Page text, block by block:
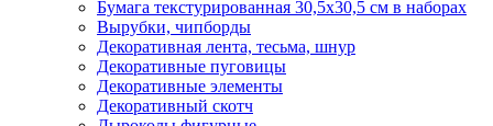
Бумага текстурированная 30,5х30,5 см в наборах
Вырубки, чипборды
Декоративная лента, тесьма, шнур
Декоративные пуговицы
Декоративные элементы
Декоративный скотч